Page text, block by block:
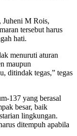
M Rois,
tersebut harus
hati.
menuruti aturan
maupun
ditindak tegas,” tegas
137 yang berasal
besar, baik
lingkungan.
ditempuh apabila